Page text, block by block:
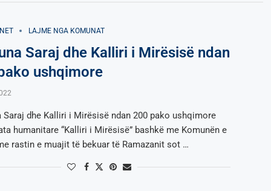
LAJME NGA KOMUNAT
Saraj dhe Kalliri i Mirësisë ndan
ushqimore
Saraj dhe Kalliri i Mirësisë ndan 200 pako ushqimore
humanitare “Kalliri i Mirësisë” bashkë me Komunën e
rastin e muajit të bekuar të Ramazanit sot …